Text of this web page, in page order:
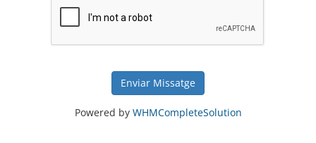
Enviar Missatge
Powered by WHMCompleteSolution